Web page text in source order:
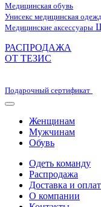
Медицинская обувь
Унисекс медицинская
Медицинские аксессуары
РАСПРОДАЖА
ОТ ТЕЗИС
Подарочный сертификат
Женщинам
Мужчинам
Обувь
Одеть команду
Распродажа
Доставка и
О компании